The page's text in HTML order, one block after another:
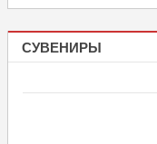
СУВЕНИРЫ